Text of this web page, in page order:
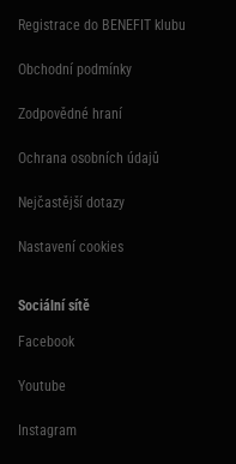
Registrace do BENEFIT klubu
Obchodní podmínky
Zodpovědné hraní
Ochrana osobních údajů
Nejčastější dotazy
Nastavení cookies
Sociální sítě
Facebook
Youtube
Instagram